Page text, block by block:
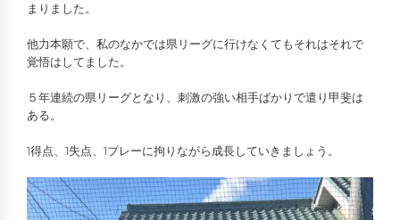
まりました。
他力本願で、私のなかでは県リーグに行けなくてもそれはそれで
覚悟はしてました。
５年連続の県リーグとなり、刺激の強い相手ばかりで遣り甲斐は
ある。
1得点、1失点、1プレーに拘りながら成長していきましょう。